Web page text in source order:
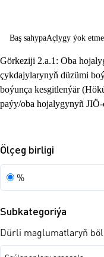
Baş sahypaAçlygy ýok
Görkeziji 2.a.1: Oba
çykdajylarynyň düzümi
boýunça kesgitlenýär
paýy/oba hojalygynyñ